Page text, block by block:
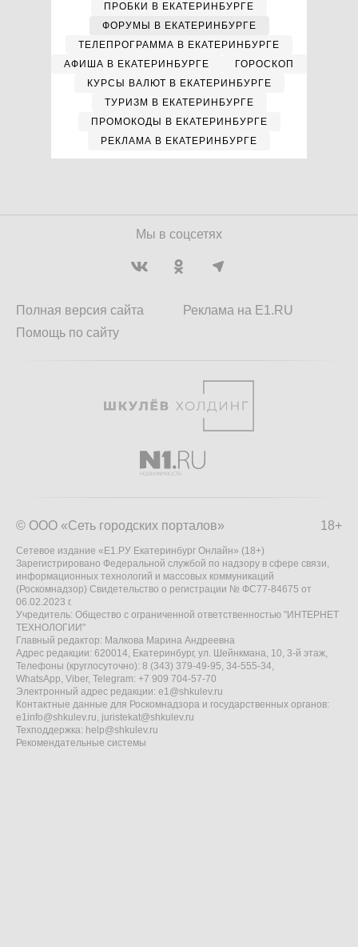
ПРОБКИ В ЕКАТЕРИНБУРГЕ
ФОРУМЫ В ЕКАТЕРИНБУРГЕ
ТЕЛЕПРОГРАММА В ЕКАТЕРИНБУРГЕ
АФИША В ЕКАТЕРИНБУРГЕ
ГОРОСКОП
КУРСЫ ВАЛЮТ В ЕКАТЕРИНБУРГЕ
ТУРИЗМ В ЕКАТЕРИНБУРГЕ
ПРОМОКОДЫ В ЕКАТЕРИНБУРГЕ
РЕКЛАМА В ЕКАТЕРИНБУРГЕ
Мы в соцсетях
Полная версия сайта
Помощь по сайту
Реклама на E1.RU
18+
© ООО «Сеть городских порталов»
Сетевое издание «Е1.РУ Екатеринбург Онлайн» (18+)
Зарегистрировано Федеральной службой по надзору в сфере связи,
информационных технологий и массовых коммуникаций
(Роскомнадзор) Свидетельство о регистрации № ФС77-84675 от
06.02.2023 г.
Учредитель: Общество с ограниченной ответственностью "ИНТЕРНЕТ
ТЕХНОЛОГИИ"
Главный редактор: Малкова Марина Андреевна
Адрес редакции: 620014, Екатеринбург, ул. Шейнкмана, 10, 3-й этаж,
Телефоны (круглосуточно): 8 (343) 379-49-95, 34-555-34,
WhatsApp, Viber, Telegram: +7 909 704-57-70
Электронный адрес редакции: e1@shkulev.ru
Контактные данные для Роскомнадзора и государственных органов:
e1info@shkulev.ru, juristekat@shkulev.ru
Техподдержка: help@shkulev.ru
Рекомендательные системы